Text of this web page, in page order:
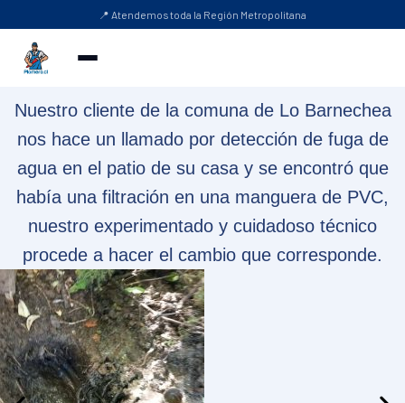
📍 Atendemos toda la Región Metropolitana
Nuestro cliente de la comuna de Lo Barnechea
nos hace un llamado por detección de fuga de
agua en el patio de su casa y se encontró que
había una filtración en una manguera de PVC,
nuestro experimentado y cuidadoso técnico
procede a hacer el cambio que corresponde.